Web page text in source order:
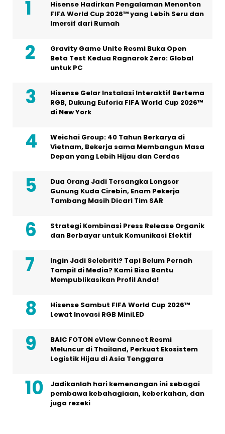
Hisense Hadirkan Pengalaman Menonton
FIFA World Cup 2026™ yang Lebih Seru dan
Imersif dari Rumah
Gravity Game Unite Resmi Buka Open
Beta Test Kedua Ragnarok Zero: Global
untuk PC
Hisense Gelar Instalasi Interaktif Bertema
RGB, Dukung Euforia FIFA World Cup 2026™
di New York
Weichai Group: 40 Tahun Berkarya di
Vietnam, Bekerja sama Membangun Masa
Depan yang Lebih Hijau dan Cerdas
Dua Orang Jadi Tersangka Longsor
Gunung Kuda Cirebin, Enam Pekerja
Tambang Masih Dicari Tim SAR
Strategi Kombinasi Press Release Organik
dan Berbayar untuk Komunikasi Efektif
Ingin Jadi Selebriti? Tapi Belum Pernah
Tampil di Media? Kami Bisa Bantu
Mempublikasikan Profil Anda!
Hisense Sambut FIFA World Cup 2026™
Lewat Inovasi RGB MiniLED
BAIC FOTON eView Connect Resmi
Meluncur di Thailand, Perkuat Ekosistem
Logistik Hijau di Asia Tenggara
Jadikanlah hari kemenangan ini sebagai
pembawa kebahagiaan, keberkahan, dan
juga rezeki